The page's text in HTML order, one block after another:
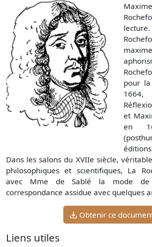
pour
et
en
Dans les salons du XVIIe siècle,
philosophiques et scientifiques, La
avec Mme de Sablé la mode
correspondance assidue avec quelques
Obtenir ce
Liens utiles